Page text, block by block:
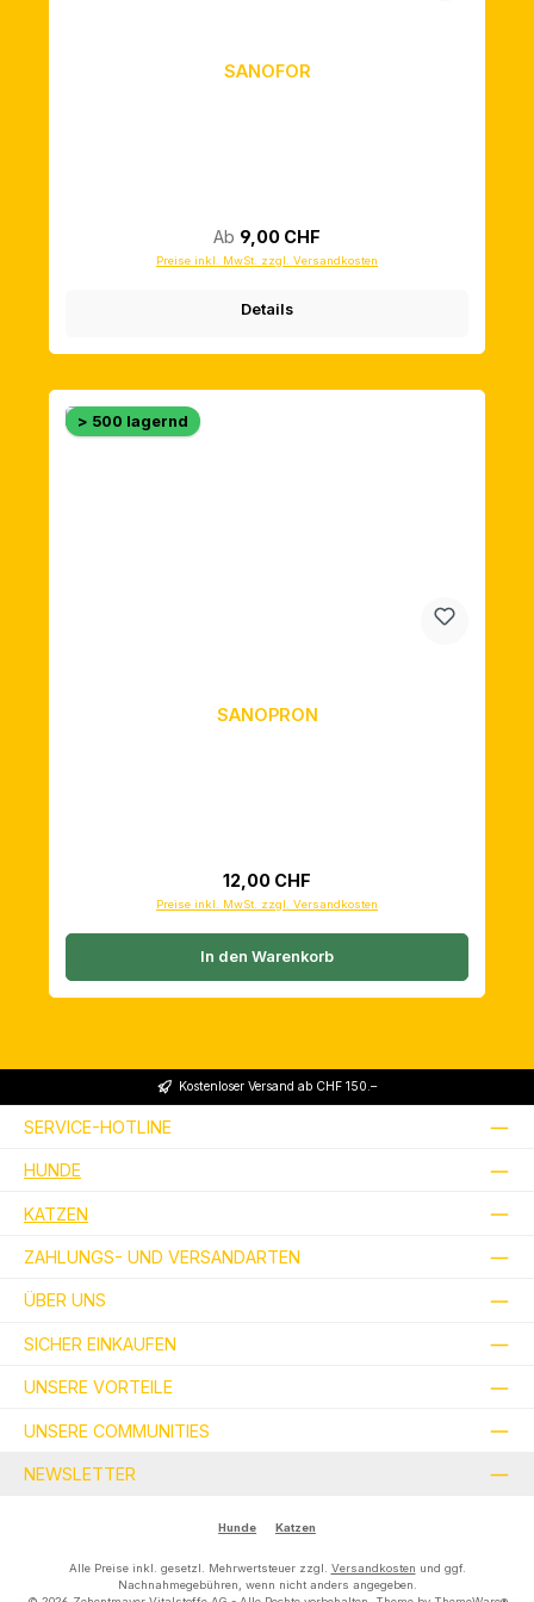
SANOFOR
Regulärer Preis:
Ab 9,00 CHF
Preise inkl. MwSt. zzgl. Versandkosten
Details
> 500 lagernd
SANOPRON
Regulärer Preis:
12,00 CHF
Preise inkl. MwSt. zzgl. Versandkosten
In den Warenkorb
Kostenloser Versand ab CHF 150.–
SERVICE-HOTLINE
HUNDE
KATZEN
ZAHLUNGS- UND VERSANDARTEN
ÜBER UNS
SICHER EINKAUFEN
UNSERE VORTEILE
UNSERE COMMUNITIES
NEWSLETTER
Hunde Katzen
Alle Preise inkl. gesetzl. Mehrwertsteuer zzgl. Versandkosten und ggf.
Nachnahmegebühren, wenn nicht anders angegeben.